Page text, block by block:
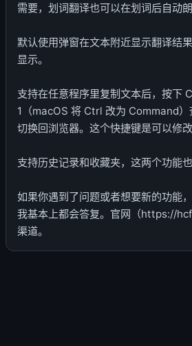
需要，划词翻译也可以在划词后自动
默认使用弹窗在文本附近显示翻译结
显示。
支持在任意程序里复制文本后，按下
1（macOS 将 Ctrl 改为 Command）
切换回浏览器。这个快捷键是可以修改
支持历史记录和收藏夹，这两个功能也
如果你遇到了问题或者想要新的功能
我基本上都会答复。官网（https://
渠道。